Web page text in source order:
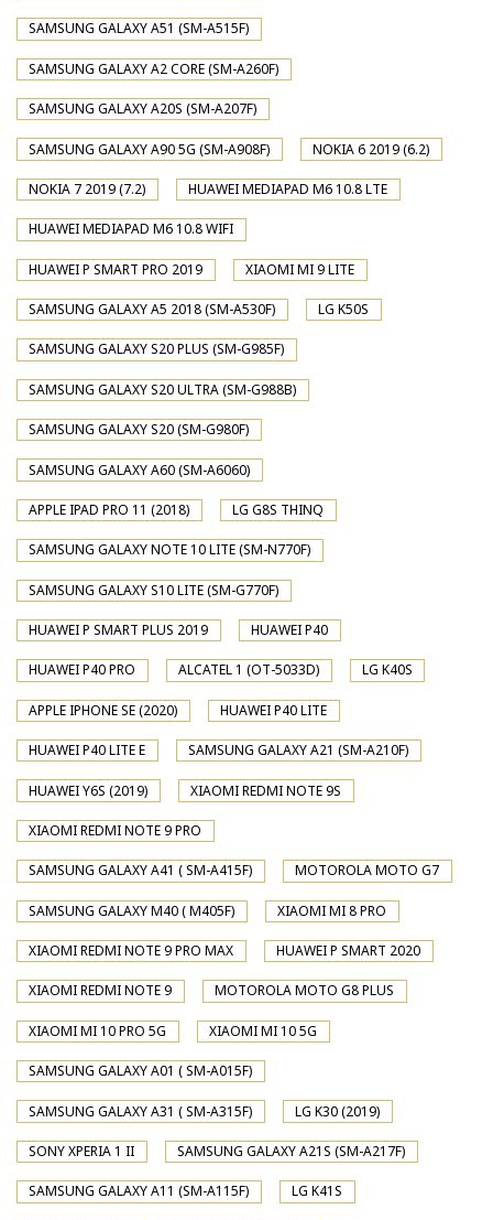
SAMSUNG GALAXY A51 (SM-A515F)
SAMSUNG GALAXY A2 CORE (SM-A260F)
SAMSUNG GALAXY A20S (SM-A207F)
SAMSUNG GALAXY A90 5G (SM-A908F) NOKIA 6 2019 (6.2)
NOKIA 7 2019 (7.2) HUAWEI MEDIAPAD M6 10.8 LTE
HUAWEI MEDIAPAD M6 10.8 WIFI
HUAWEI P SMART PRO 2019 XIAOMI MI 9 LITE
SAMSUNG GALAXY A5 2018 (SM-A530F) LG K50S
SAMSUNG GALAXY S20 PLUS (SM-G985F)
SAMSUNG GALAXY S20 ULTRA (SM-G988B)
SAMSUNG GALAXY S20 (SM-G980F)
SAMSUNG GALAXY A60 (SM-A6060)
APPLE IPAD PRO 11 (2018) LG G8S THINQ
SAMSUNG GALAXY NOTE 10 LITE (SM-N770F)
SAMSUNG GALAXY S10 LITE (SM-G770F)
HUAWEI P SMART PLUS 2019 HUAWEI P40
HUAWEI P40 PRO ALCATEL 1 (OT-5033D) LG K40S
APPLE IPHONE SE (2020) HUAWEI P40 LITE
HUAWEI P40 LITE E SAMSUNG GALAXY A21 (SM-A210F)
HUAWEI Y6S (2019) XIAOMI REDMI NOTE 9S
XIAOMI REDMI NOTE 9 PRO
SAMSUNG GALAXY A41 ( SM-A415F) MOTOROLA MOTO G7
SAMSUNG GALAXY M40 ( M405F) XIAOMI MI 8 PRO
XIAOMI REDMI NOTE 9 PRO MAX HUAWEI P SMART 2020
XIAOMI REDMI NOTE 9 MOTOROLA MOTO G8 PLUS
XIAOMI MI 10 PRO 5G XIAOMI MI 10 5G
SAMSUNG GALAXY A01 ( SM-A015F)
SAMSUNG GALAXY A31 ( SM-A315F) LG K30 (2019)
SONY XPERIA 1 II SAMSUNG GALAXY A21S (SM-A217F)
SAMSUNG GALAXY A11 (SM-A115F) LG K41S